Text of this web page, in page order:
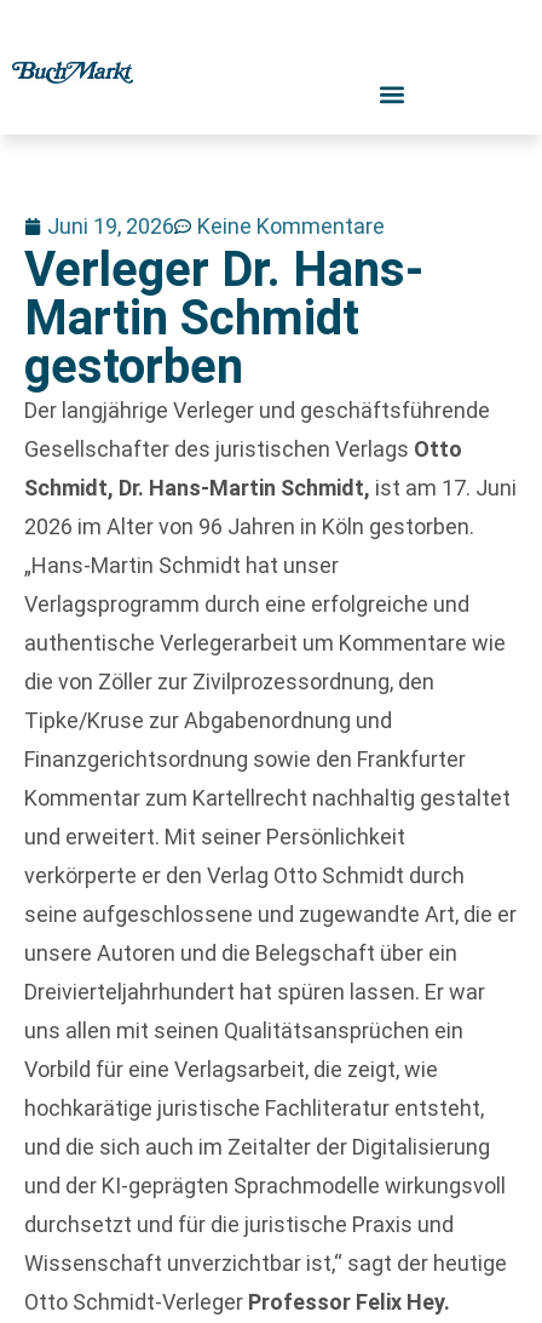
Juni 19, 2026 Keine Kommentare
Verleger Dr. Hans-
Martin Schmidt
gestorben
Der langjährige Verleger und geschäftsführende
Gesellschafter des juristischen Verlags Otto
Schmidt, Dr. Hans-Martin Schmidt, ist am 17. Juni
2026 im Alter von 96 Jahren in Köln gestorben.
„Hans-Martin Schmidt hat unser
Verlagsprogramm durch eine erfolgreiche und
authentische Verlegerarbeit um Kommentare wie
die von Zöller zur Zivilprozessordnung, den
Tipke/Kruse zur Abgabenordnung und
Finanzgerichtsordnung sowie den Frankfurter
Kommentar zum Kartellrecht nachhaltig gestaltet
und erweitert. Mit seiner Persönlichkeit
verkörperte er den Verlag Otto Schmidt durch
seine aufgeschlossene und zugewandte Art, die er
unsere Autoren und die Belegschaft über ein
Dreivierteljahrhundert hat spüren lassen. Er war
uns allen mit seinen Qualitätsansprüchen ein
Vorbild für eine Verlagsarbeit, die zeigt, wie
hochkarätige juristische Fachliteratur entsteht,
und die sich auch im Zeitalter der Digitalisierung
und der KI-geprägten Sprachmodelle wirkungsvoll
durchsetzt und für die juristische Praxis und
Wissenschaft unverzichtbar ist,“ sagt der heutige
Otto Schmidt-Verleger Professor Felix Hey.